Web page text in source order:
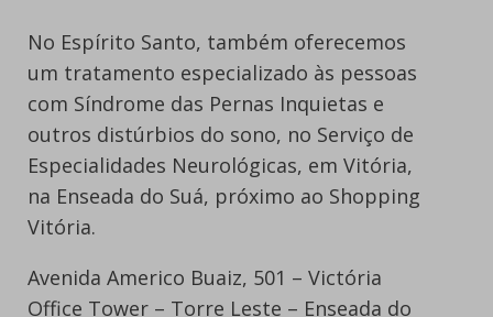
No Espírito Santo, também oferecemos
um tratamento especializado às pessoas
com Síndrome das Pernas Inquietas e
outros distúrbios do sono, no Serviço de
Especialidades Neurológicas, em Vitória,
na Enseada do Suá, próximo ao Shopping
Vitória.
Avenida Americo Buaiz, 501 – Victória
Office Tower – Torre Leste – Enseada do